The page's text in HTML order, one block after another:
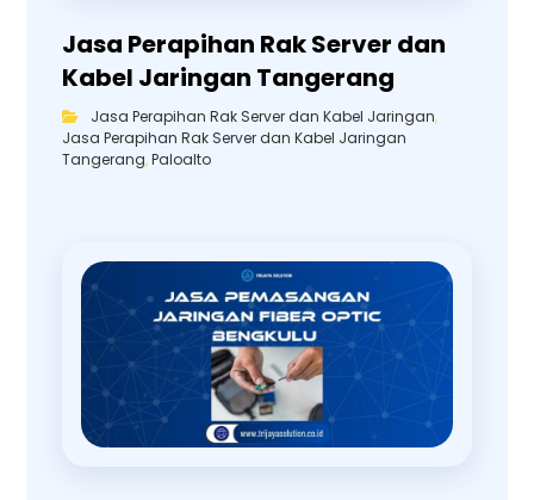
Jasa Perapihan Rak Server dan
Kabel Jaringan Tangerang
Jasa Perapihan Rak Server dan Kabel Jaringan,
Jasa Perapihan Rak Server dan Kabel Jaringan
Tangerang,Paloalto